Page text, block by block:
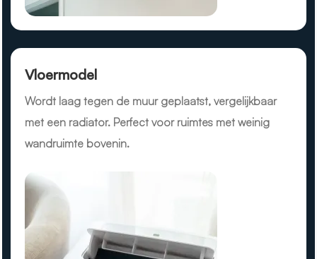
Vloermodel
Wordt laag tegen de muur geplaatst, vergelijkbaar
met een radiator. Perfect voor ruimtes met weinig
wandruimte bovenin.